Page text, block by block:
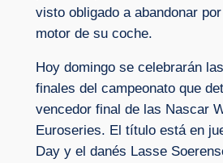
visto obligado a abandonar
motor de su coche.
Hoy domingo se celebrarán
finales del campeonato que
vencedor final de las Nascar
Euroseries. El título está en
Day y el danés Lasse